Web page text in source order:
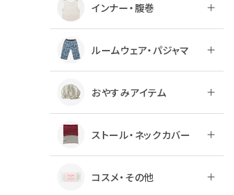
インナー・腹巻
ルームウェア・パジャマ
おやすみアイテム
ストール・ネックカバー
コスメ・その他